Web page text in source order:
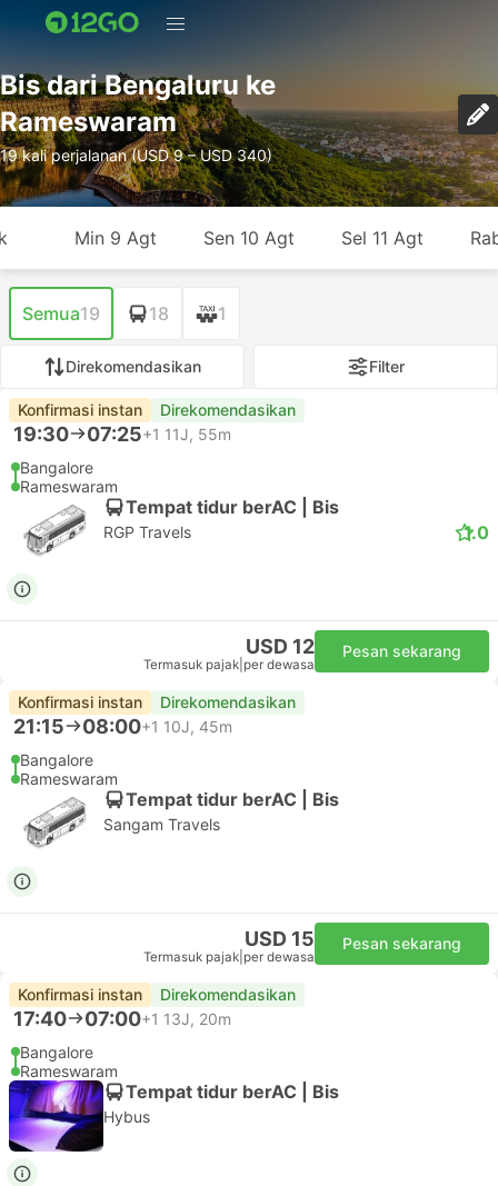
Bis dari Bengaluru ke
Rameswaram
19 kali perjalanan (USD 9 – USD 340)
Min 9 Agt Sen 10 Agt Sel 11 Agt
Semua19 18 1
Direkomendasikan Filter
Konfirmasi instan Direkomendasikan
19:30 07:25+1 11J, 55m
Bangalore
Rameswaram
Tempat tidur berAC | Bis
RGP Travels 1.0
USD 12
Termasuk pajak per dewasa
Pesan sekarang
Konfirmasi instan Direkomendasikan
21:15 08:00+1 10J, 45m
Bangalore
Rameswaram
Tempat tidur berAC | Bis
Sangam Travels
USD 15
Termasuk pajak per dewasa
Pesan sekarang
Konfirmasi instan Direkomendasikan
17:40 07:00+1 13J, 20m
Bangalore
Rameswaram
Tempat tidur berAC | Bis
Hybus